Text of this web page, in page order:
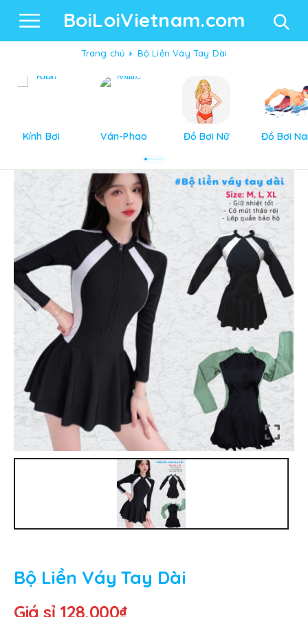
BoiLoiVietnam.com
Trang chủ Bộ Liền Váy Tay Dài
Kính Bơi Ván-Phao Đồ Bơi Nữ Đồ Bơi
Bộ Liền Váy Tay Dài
Giá sỉ 128,000₫